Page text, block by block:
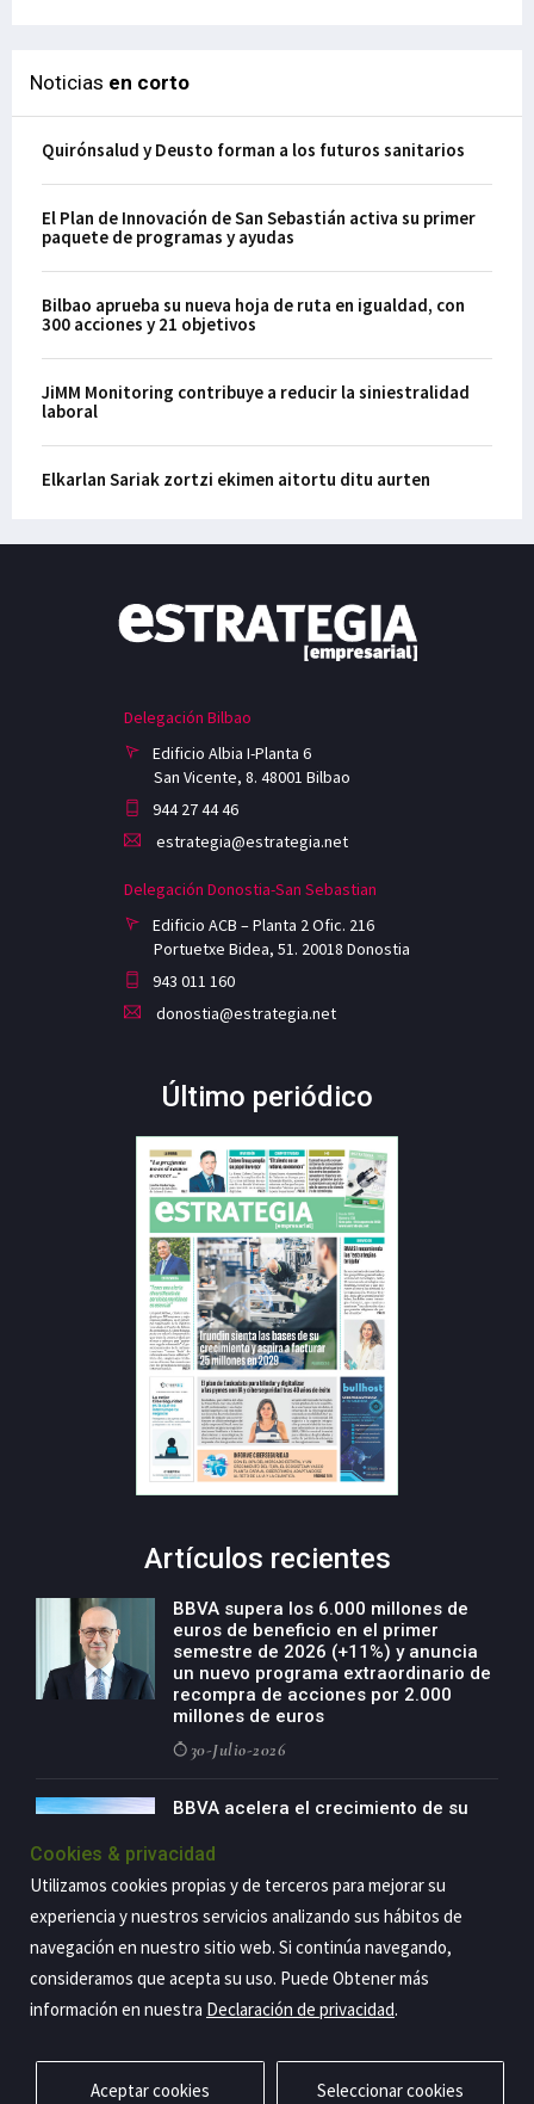
Noticias en corto
Quirónsalud y Deusto forman a los futuros sanitarios
El Plan de Innovación de San Sebastián activa su primer
paquete de programas y ayudas
Bilbao aprueba su nueva hoja de ruta en igualdad, con
300 acciones y 21 objetivos
JiMM Monitoring contribuye a reducir la siniestralidad
laboral
Elkarlan Sariak zortzi ekimen aitortu ditu aurten
Delegación Bilbao
Edificio Albia I-Planta 6
San Vicente, 8. 48001 Bilbao
944 27 44 46
estrategia@estrategia.net
Delegación Donostia-San Sebastian
Edificio ACB – Planta 2 Ofic. 216
Portuetxe Bidea, 51. 20018 Donostia
943 011 160
donostia@estrategia.net
Último periódico
Artículos recientes
BBVA supera los 6.000 millones de
euros de beneficio en el primer
semestre de 2026 (+11%) y anuncia
un nuevo programa extraordinario de
recompra de acciones por 2.000
millones de euros
30-Julio-2026
BBVA acelera el crecimiento de su
de especialización presente en siete
29-Julio-2026
Copyright@2026 Estrategia Empresarial
Privacidad Aviso legal Política de cookies Contacto RSS
Cookies & privacidad
Utilizamos cookies propias y de terceros para mejorar su
experiencia y nuestros servicios analizando sus hábitos de
navegación en nuestro sitio web. Si continúa navegando,
consideramos que acepta su uso. Puede Obtener más
información en nuestra Declaración de privacidad.
Aceptar cookies Seleccionar cookies